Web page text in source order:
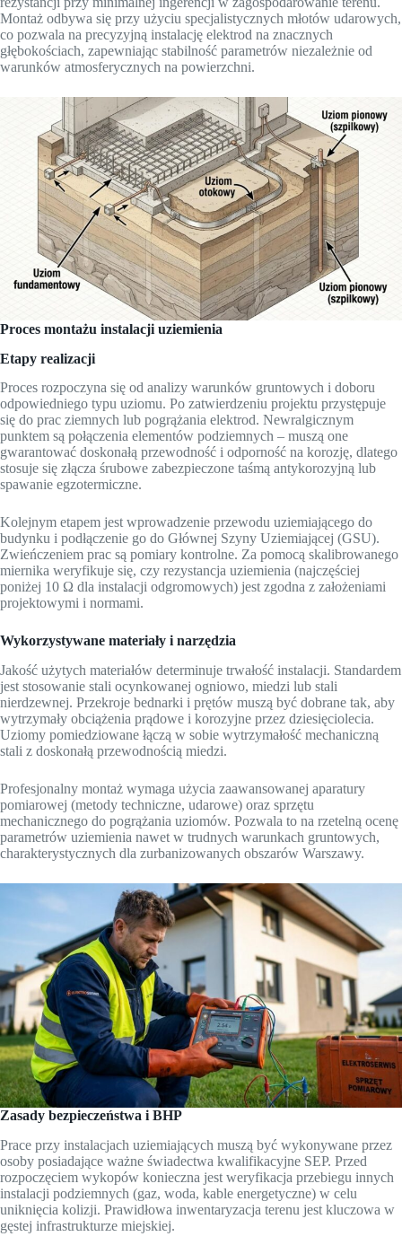
Montaż odbywa się przy użyciu specjalistycznych młotów udarowych,
co pozwala na precyzyjną instalację elektrod na znacznych
głębokościach, zapewniając stabilność parametrów niezależnie od
warunków atmosferycznych na powierzchni.
Proces montażu instalacji uziemienia
Etapy realizacji
Proces rozpoczyna się od analizy warunków gruntowych i doboru
odpowiedniego typu uziomu. Po zatwierdzeniu projektu przystępuje
się do prac ziemnych lub pogrążania elektrod. Newralgicznym
punktem są połączenia elementów podziemnych – muszą one
gwarantować doskonałą przewodność i odporność na korozję, dlatego
stosuje się złącza śrubowe zabezpieczone taśmą antykorozyjną lub
spawanie egzotermiczne.
Kolejnym etapem jest wprowadzenie przewodu uziemiającego do
budynku i podłączenie go do Głównej Szyny Uziemiającej (GSU).
Zwieńczeniem prac są pomiary kontrolne. Za pomocą skalibrowanego
miernika weryfikuje się, czy rezystancja uziemienia (najczęściej
poniżej 10 Ω dla instalacji odgromowych) jest zgodna z założeniami
projektowymi i normami.
Wykorzystywane materiały i narzędzia
Jakość użytych materiałów determinuje trwałość instalacji. Standardem
jest stosowanie stali ocynkowanej ogniowo, miedzi lub stali
nierdzewnej. Przekroje bednarki i prętów muszą być dobrane tak, aby
wytrzymały obciążenia prądowe i korozyjne przez dziesięciolecia.
Uziomy pomiedziowane łączą w sobie wytrzymałość mechaniczną
stali z doskonałą przewodnością miedzi.
Profesjonalny montaż wymaga użycia zaawansowanej aparatury
pomiarowej (metody techniczne, udarowe) oraz sprzętu
mechanicznego do pogrążania uziomów. Pozwala to na rzetelną ocenę
parametrów uziemienia nawet w trudnych warunkach gruntowych,
charakterystycznych dla zurbanizowanych obszarów Warszawy.
Zasady bezpieczeństwa i BHP
Prace przy instalacjach uziemiających muszą być wykonywane przez
osoby posiadające ważne świadectwa kwalifikacyjne SEP. Przed
rozpoczęciem wykopów konieczna jest weryfikacja przebiegu innych
instalacji podziemnych (gaz, woda, kable energetyczne) w celu
uniknięcia kolizji. Prawidłowa inwentaryzacja terenu jest kluczowa w
gęstej infrastrukturze miejskiej.